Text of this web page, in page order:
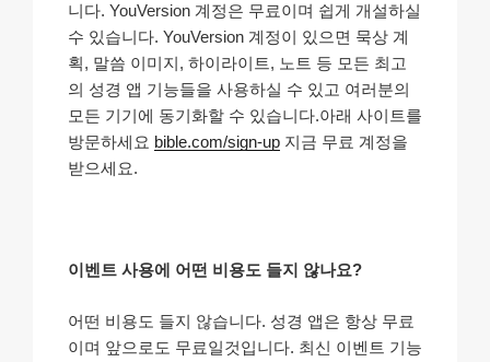
니다. YouVersion 계정은 무료이며 쉽게 개설하실
수 있습니다. YouVersion 계정이 있으면 묵상 계
획, 말씀 이미지, 하이라이트, 노트 등 모든 최고
의 성경 앱 기능들을 사용하실 수 있고 여러분의
모든 기기에 동기화할 수 있습니다.아래 사이트를
방문하세요 bible.com/sign-up 지금 무료 계정을
받으세요.
이벤트 사용에 어떤 비용도 들지 않나요?
어떤 비용도 들지 않습니다. 성경 앱은 항상 무료
이며 앞으로도 무료일것입니다. 최신 이벤트 기능